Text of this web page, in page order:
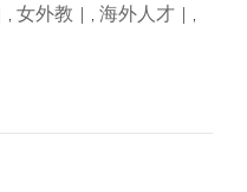
, 女外教 , 海外人才
,